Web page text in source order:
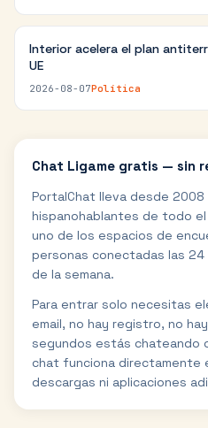
Interior acelera el plan
UE
2026-08-07Política
Chat Ligame gratis — sin
PortalChat lleva desde
hispanohablantes de todo el
uno de los espacios de
personas conectadas las 24
de la semana.
Para entrar solo necesitas
email, no hay registro, no
segundos estás chateando
chat funciona directamente
descargas ni aplicaciones